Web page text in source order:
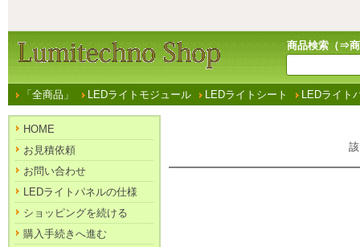
商品検索（⇒
「全商品」 LEDライトモジュール LEDライトシート LEDライト
HOME
お見積依頼
お問い合わせ
LEDライトパネルの仕様
ショッピングを続ける
購入手続きへ進む